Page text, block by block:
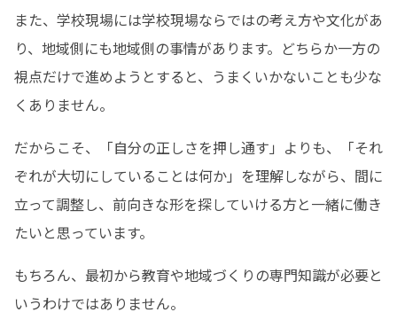
また、学校現場には学校現場ならではの考え方や文化があ
り、地域側にも地域側の事情があります。どちらか一方の
視点だけで進めようとすると、うまくいかないことも少な
くありません。
だからこそ、「自分の正しさを押し通す」よりも、「それ
ぞれが大切にしていることは何か」を理解しながら、間に
立って調整し、前向きな形を探していける方と一緒に働き
たいと思っています。
もちろん、最初から教育や地域づくりの専門知識が必要と
いうわけではありません。